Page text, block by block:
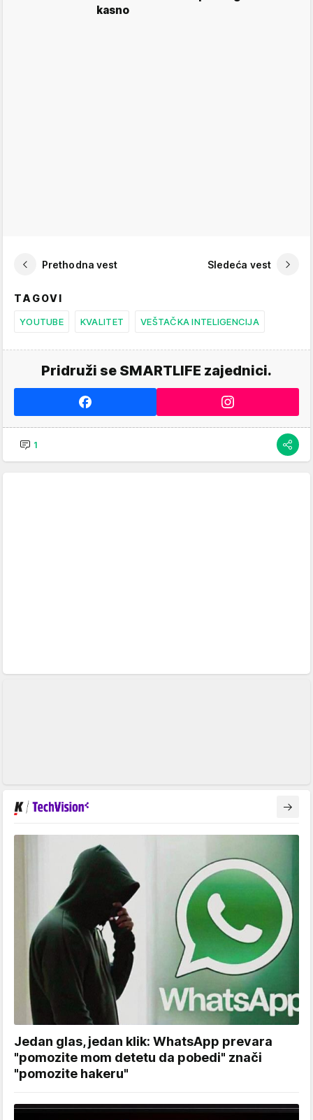
kasno
Prethodna vest Sledeća vest
TAGOVI
YOUTUBE KVALITET VEŠTAČKA INTELIGENCIJA
Pridruži se SMARTLIFE zajednici.
1
Jedan glas, jedan klik: WhatsApp prevara
"pomozite mom detetu da pobedi" znači
"pomozite hakeru"